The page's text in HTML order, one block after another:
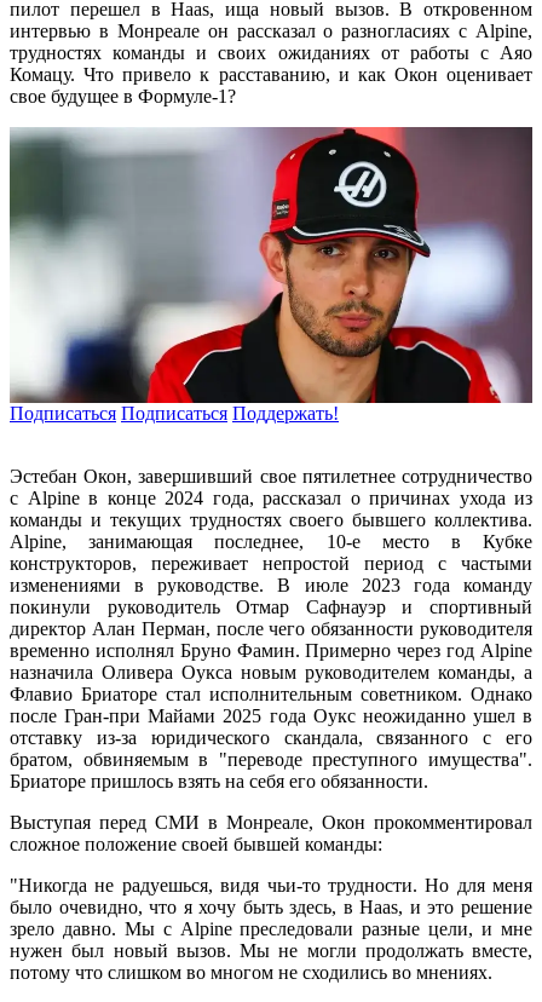
пилот перешел в Haas, ища новый вызов. В откровенном
интервью в Монреале он рассказал о разногласиях с Alpine,
трудностях команды и своих ожиданиях от работы с Аяо
Комацу. Что привело к расставанию, и как Окон оценивает
свое будущее в Формуле-1?
Подписаться Подписаться Поддержать!
Эстебан Окон, завершивший свое пятилетнее сотрудничество
с Alpine в конце 2024 года, рассказал о причинах ухода из
команды и текущих трудностях своего бывшего коллектива.
Alpine, занимающая последнее, 10-е место в Кубке
конструкторов, переживает непростой период с частыми
изменениями в руководстве. В июле 2023 года команду
покинули руководитель Отмар Сафнауэр и спортивный
директор Алан Перман, после чего обязанности руководителя
временно исполнял Бруно Фамин. Примерно через год Alpine
назначила Оливера Оукса новым руководителем команды, а
Флавио Бриаторе стал исполнительным советником. Однако
после Гран-при Майами 2025 года Оукс неожиданно ушел в
отставку из-за юридического скандала, связанного с его
братом, обвиняемым в "переводе преступного имущества".
Бриаторе пришлось взять на себя его обязанности.
Выступая перед СМИ в Монреале, Окон прокомментировал
сложное положение своей бывшей команды:
"Никогда не радуешься, видя чьи-то трудности. Но для меня
было очевидно, что я хочу быть здесь, в Haas, и это решение
зрело давно. Мы с Alpine преследовали разные цели, и мне
нужен был новый вызов. Мы не могли продолжать вместе,
потому что слишком во многом не сходились во мнениях.